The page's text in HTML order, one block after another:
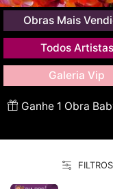
Obras Mais
Todos Artistas
Galeria Vip
Ganhe 1 Obra